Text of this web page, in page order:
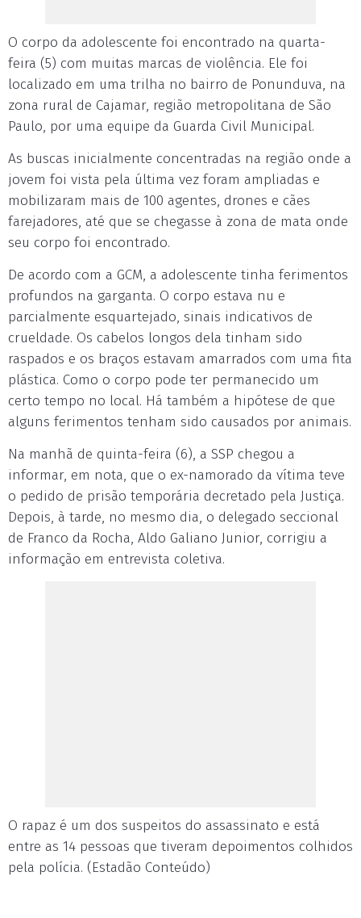
O corpo da adolescente foi encontrado na quarta-
feira (5) com muitas marcas de violência. Ele foi
localizado em uma trilha no bairro de Ponunduva, na
zona rural de Cajamar, região metropolitana de São
Paulo, por uma equipe da Guarda Civil Municipal.
As buscas inicialmente concentradas na região onde a
jovem foi vista pela última vez foram ampliadas e
mobilizaram mais de 100 agentes, drones e cães
farejadores, até que se chegasse à zona de mata onde
seu corpo foi encontrado.
De acordo com a GCM, a adolescente tinha ferimentos
profundos na garganta. O corpo estava nu e
parcialmente esquartejado, sinais indicativos de
crueldade. Os cabelos longos dela tinham sido
raspados e os braços estavam amarrados com uma fita
plástica. Como o corpo pode ter permanecido um
certo tempo no local. Há também a hipótese de que
alguns ferimentos tenham sido causados por animais.
Na manhã de quinta-feira (6), a SSP chegou a
informar, em nota, que o ex-namorado da vítima teve
o pedido de prisão temporária decretado pela Justiça.
Depois, à tarde, no mesmo dia, o delegado seccional
de Franco da Rocha, Aldo Galiano Junior, corrigiu a
informação em entrevista coletiva.
O rapaz é um dos suspeitos do assassinato e está
entre as 14 pessoas que tiveram depoimentos colhidos
pela polícia. (Estadão Conteúdo)